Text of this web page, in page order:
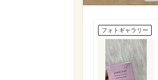
フォトギャラリー